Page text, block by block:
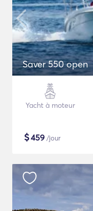
Saver 550 open
Yacht à moteur
$459 /jour